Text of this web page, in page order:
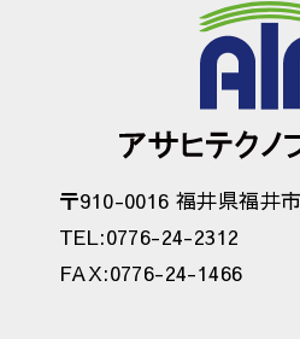
〒910-0016 福井県福井
TEL:0776-24-2312
FAX:0776-24-1466